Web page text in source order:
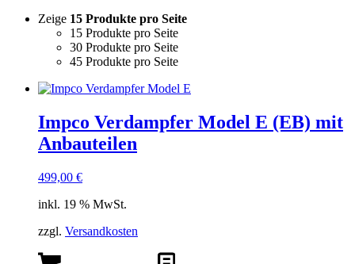
Zeige 15 Produkte pro Seite
15 Produkte pro Seite
30 Produkte pro Seite
45 Produkte pro Seite
Impco Verdampfer Model E (EB) mit
Anbauteilen
499,00 €
inkl. 19 % MwSt.
zzgl. Versandkosten